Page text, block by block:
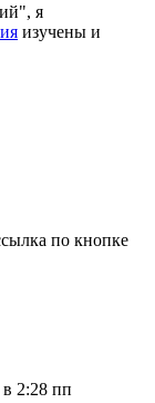
я
изучены и
по кнопке
в 2:28 пп